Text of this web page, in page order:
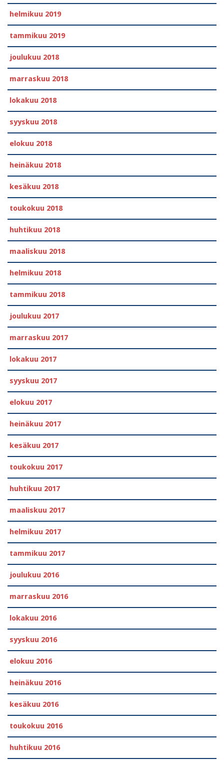
helmikuu 2019
tammikuu 2019
joulukuu 2018
marraskuu 2018
lokakuu 2018
syyskuu 2018
elokuu 2018
heinäkuu 2018
kesäkuu 2018
toukokuu 2018
huhtikuu 2018
maaliskuu 2018
helmikuu 2018
tammikuu 2018
joulukuu 2017
marraskuu 2017
lokakuu 2017
syyskuu 2017
elokuu 2017
heinäkuu 2017
kesäkuu 2017
toukokuu 2017
huhtikuu 2017
maaliskuu 2017
helmikuu 2017
tammikuu 2017
joulukuu 2016
marraskuu 2016
lokakuu 2016
syyskuu 2016
elokuu 2016
heinäkuu 2016
kesäkuu 2016
toukokuu 2016
huhtikuu 2016